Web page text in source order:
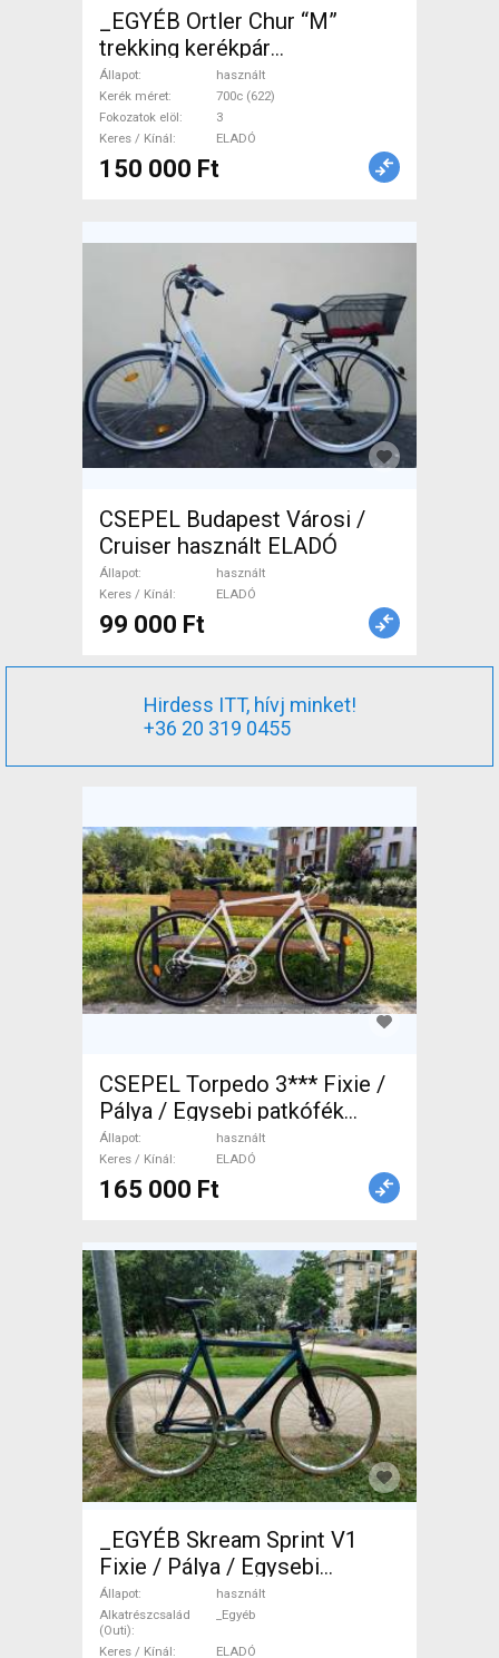
_EGYÉB Ortler Chur “M”
trekking kerékpár
Trekking/cross tárcsafék
használt ELADÓ
Állapot
használt
Kerék méret
700c (622)
Fokozatok elöl
3
Keres / Kínál
ELADÓ
150 000 Ft
CSEPEL Budapest Városi /
Cruiser használt ELADÓ
Állapot
használt
Keres / Kínál
ELADÓ
99 000 Ft
Hirdess ITT, hívj minket!
+36 20 319 0455
CSEPEL Torpedo 3*** Fixie /
Pálya / Egysebi patkófék
használt ELADÓ
Állapot
használt
Keres / Kínál
ELADÓ
165 000 Ft
_EGYÉB Skream Sprint V1
Fixie / Pálya / Egysebi
tárcsafék használt ELADÓ
Állapot
használt
Alkatrészcsalád
(Outi)
_Egyéb
Keres / Kínál ELADÓ